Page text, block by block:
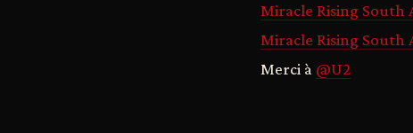
Miracle Rising South
Miracle Rising South
Merci à @U2